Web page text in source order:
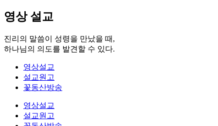
영상 설교
진리의 말씀이 성령을 만났을 때,
하나님의 의도를 발견할 수 있다.
영상설교
설교원고
꽃동산방송
영상설교
설교원고